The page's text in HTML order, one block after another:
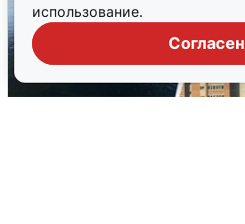
использование.
Согласен